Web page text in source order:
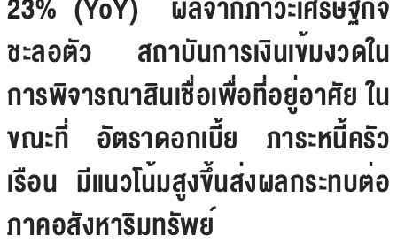
ชะลอตัว สถาบันการเงินเข้มงวดใน
การพิจารณาสินเชื่อเพื่อที่อยู่อาศัย ใน
ขณะที่ อัตราดอกเบี้ย ภาระหนี้ครัว
เรือน มีแนวโน้มสูงขึ้นส่งผลกระทบต่อ
ภาคอสังหาริมทรัพย์